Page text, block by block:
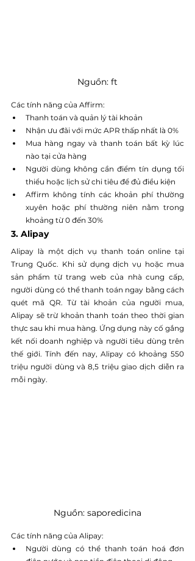
Nguồn: ft
Các tính năng của Affirm:
Thanh toán và quản lý tài khoản
Nhận ưu đãi với mức APR thấp nhất là 0%
Mua hàng ngay và thanh toán bất kỳ lúc
nào tại cửa hàng
Người dùng không cần điểm tín dụng tối
thiểu hoặc lịch sử chi tiêu để đủ điều kiện
Affirm không tính các khoản phí thường
xuyên hoặc phí thường niên nằm trong
khoảng từ 0 đến 30%
3. Alipay
Alipay là một dịch vụ thanh toán online tại
Trung Quốc. Khi sử dụng dịch vụ hoặc mua
sản phẩm từ trang web của nhà cung cấp,
người dùng có thể thanh toán ngay bằng cách
quét mã QR. Từ tài khoản của người mua,
Alipay sẽ trừ khoản thanh toán theo thời gian
thực sau khi mua hàng. Ứng dụng này cố gắng
kết nối doanh nghiệp và người tiêu dùng trên
thế giới. Tính đến nay, Alipay có khoảng 550
triệu người dùng và 8,5 triệu giao dịch diễn ra
mỗi ngày.
Nguồn: saporedicina
Các tính năng của Alipay:
Người dùng có thể thanh toán hoá đơn